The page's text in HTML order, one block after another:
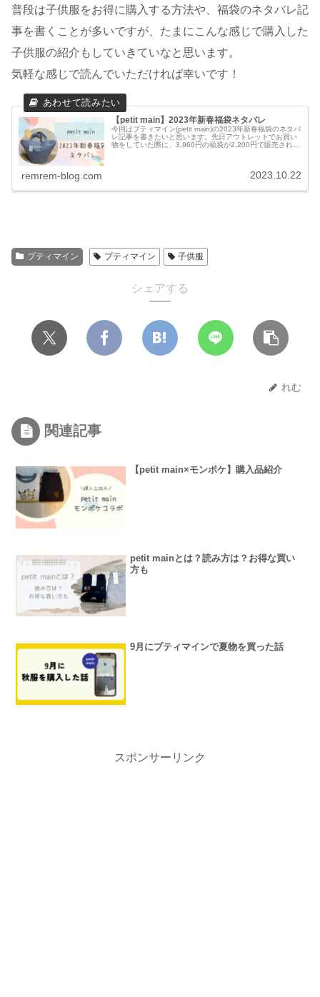
普段は子供服をお得に購入する方法や、福袋のネタバレ記
事を書くことが多いですが、たまにこんな感じで購入した
子供服の紹介もしていきていなと思います。
気軽な感じで読んでいただければ幸いです！
【petit main】2023年新春福袋ネタバレ
今回はプティマイン(petit main)の2023年新春福袋のネタバ
レ記事を書きたいと思います。先日アウトレットでお買い
物をしていた際に、3,960円の福袋が2,200円で販売されて
remrem-blog.com 2023.10.22
プティマイン プティマイン 子供服
シェアする
れむ
関連記事
【petit main×モンポケ】購入品紹介
petit mainとは？読み方は？お得な買い
方も
9月にプティマインで夏物を買った話
スポンサーリンク